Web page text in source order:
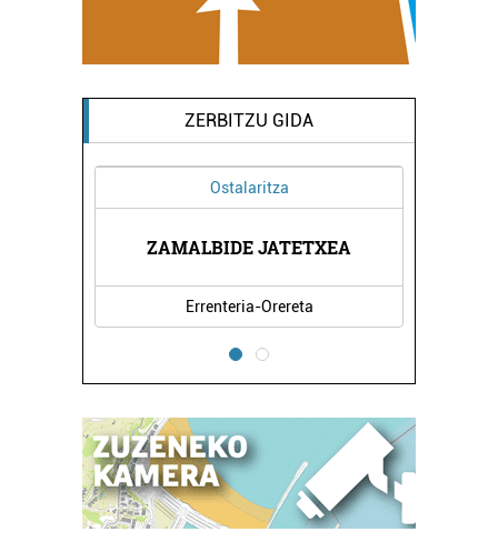
ZERBITZU GIDA
Ostalaritza
ZAMALBIDE JATETXEA
Errenteria-Orereta